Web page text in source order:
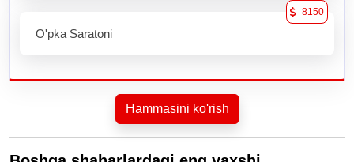
O'pka Saratoni
8150
Hammasini ko'rish